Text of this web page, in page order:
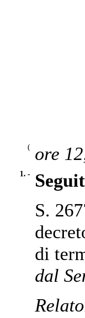
( ore
1. -
S.
di
dal